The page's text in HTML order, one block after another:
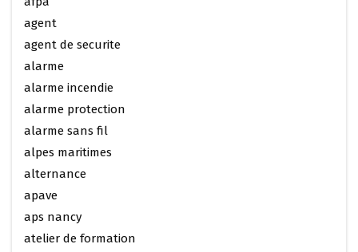
agent
agent de securite
alarme
alarme incendie
alarme protection
alarme sans fil
alpes maritimes
alternance
apave
aps nancy
atelier de formation